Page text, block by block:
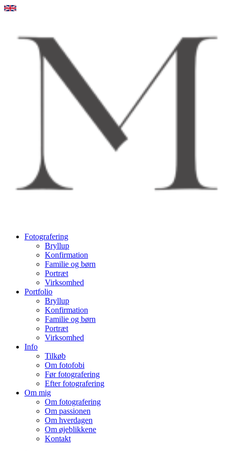
Videre
Fotografering
Bryllup
Konfirmation
Familie og børn
Portræt
Virksomhed
Portfolio
Bryllup
Konfirmation
Familie og børn
Portræt
Virksomhed
Info
Tilkøb
Om fotofobi
Før fotografering
Efter fotografering
Om mig
Om fotografering
Om passionen
Om hverdagen
Om øjeblikkene
Kontakt